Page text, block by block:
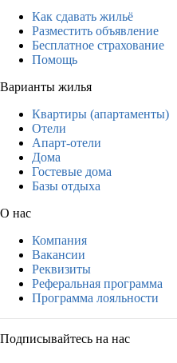
Как сдавать жильё
Разместить объявление
Бесплатное страхование
Помощь
Варианты жилья
Квартиры (апартаменты)
Отели
Апарт-отели
Дома
Гостевые дома
Базы отдыха
О нас
Компания
Вакансии
Реквизиты
Реферальная программа
Программа лояльности
Подписывайтесь на нас